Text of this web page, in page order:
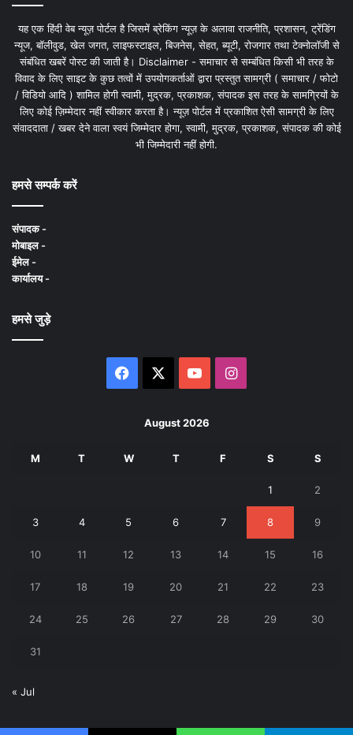
यह एक हिंदी वेब न्यूज़ पोर्टल है जिसमें ब्रेकिंग न्यूज़ के अलावा राजनीति, प्रशासन, ट्रेंडिंग
न्यूज, बॉलीवुड, खेल जगत, लाइफस्टाइल, बिजनेस, सेहत, ब्यूटी, रोजगार तथा टेक्नोलॉजी से
संबंधित खबरें पोस्ट की जाती है। Disclaimer - समाचार से सम्बंधित किसी भी तरह के
विवाद के लिए साइट के कुछ तत्वों में उपयोगकर्ताओं द्वारा प्रस्तुत सामग्री ( समाचार / फोटो
/ विडियो आदि ) शामिल होगी स्वामी, मुद्रक, प्रकाशक, संपादक इस तरह के सामग्रियों के
लिए कोई ज़िम्मेदार नहीं स्वीकार करता है। न्यूज़ पोर्टल में प्रकाशित ऐसी सामग्री के लिए
संवाददाता / खबर देने वाला स्वयं जिम्मेदार होगा, स्वामी, मुद्रक, प्रकाशक, संपादक की कोई
भी जिम्मेदारी नहीं होगी.
हमसे सम्पर्क करें
संपादक -
मोबाइल -
ईमेल -
कार्यालय -
हमसे जुड़े
Facebook YouTubeInstagram
August 2026
M T W T F S S
1 2
3 4 5 6 7 8 9
10 11 12 13 14 15 16
17 18 19 20 21 22 23
24 25 26 27 28 29 30
31
« Jul